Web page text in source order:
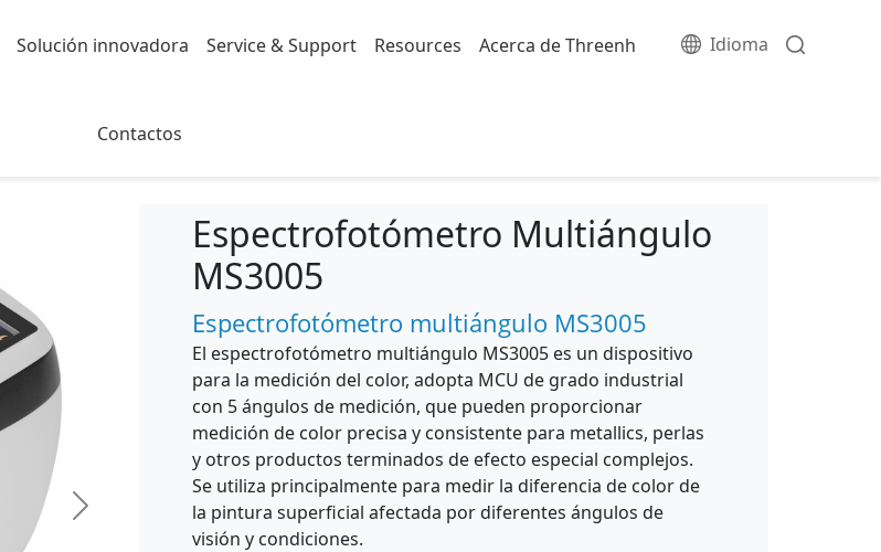
Idioma
Solución innovadora Service & Support Resources Acerca de Threenh
Contactos
Siguiente
Espectrofotómetro Multiángulo
MS3005
Espectrofotómetro multiángulo MS3005
El espectrofotómetro multiángulo MS3005 es un dispositivo
para la medición del color, adopta MCU de grado industrial
con 5 ángulos de medición, que pueden proporcionar
medición de color precisa y consistente para metallics, perlas
y otros productos terminados de efecto especial complejos.
Se utiliza principalmente para medir la diferencia de color de
la pintura superficial afectada por diferentes ángulos de
visión y condiciones.